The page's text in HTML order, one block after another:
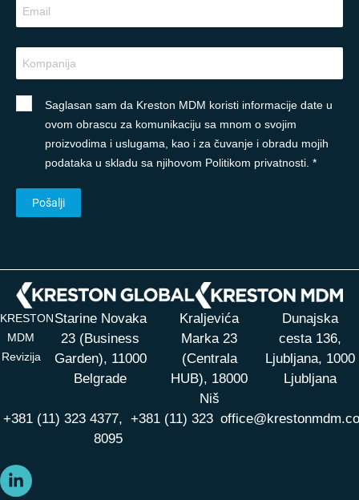
Saglasan sam da Kreston MDM koristi informacije date u
ovom obrascu za komunikaciju sa mnom o svojim
proizvodima i uslugama, kao i za čuvanje i obradu mojih
podataka u skladu sa njihovom Politikom privatnosti. *
KRESTON
MDM
Revizija
Starine Novaka
23 (Business
Garden), 11000
Belgrade
Kraljevića
Marka 23
(Centrala
HUB), 18000
Niš
Dunajska
cesta 136,
Ljubljana, 1000
Ljubljana
+381 (11) 323 4377,+381 (11) 323
8095